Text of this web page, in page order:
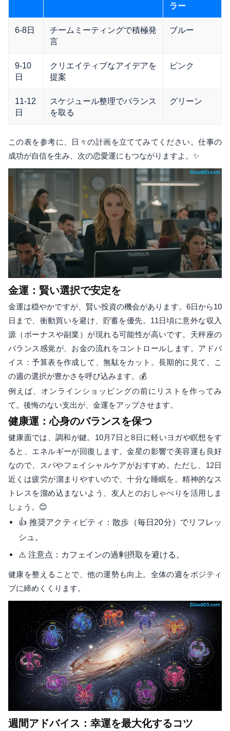
ラー
6-8日
チームミーティングで積極発
言
ブルー
9-10
日
クリエイティブなアイデアを
提案
ピンク
11-12
日
スケジュール整理でバランス
を取る
グリーン
この表を参考に、日々の計画を立ててみてください。仕事の
成功が自信を生み、次の恋愛運にもつながりますよ。✨
金運：賢い選択で安定を
金運は穏やかですが、賢い投資の機会があります。6日から10
日まで、衝動買いを避け、貯蓄を優先。11日頃に意外な収入
源（ボーナスや副業）が現れる可能性が高いです。天秤座の
バランス感覚が、お金の流れをコントロールします。アドバ
イス：予算表を作成して、無駄をカット。長期的に見て、こ
の週の選択が豊かさを呼び込みます。💰
例えば、オンラインショッピングの前にリストを作ってみ
て。後悔のない支出が、金運をアップさせます。
健康運：心身のバランスを保つ
健康面では、調和が鍵。10月7日と8日に軽いヨガや瞑想をす
ると、エネルギーが回復します。金星の影響で美容運も良好
なので、スパやフェイシャルケアがおすすめ。ただし、12日
近くは疲労が溜まりやすいので、十分な睡眠を。精神的なス
トレスを溜め込まないよう、友人とのおしゃべりを活用しま
しょう。😊
👍 推奨アクティビティ：散歩（毎日20分）でリフレッ
シュ。
⚠️ 注意点：カフェインの過剰摂取を避ける。
健康を整えることで、他の運勢も向上。全体の週をポジティ
ブに締めくくります。
週間アドバイス：幸運を最大化するコツ